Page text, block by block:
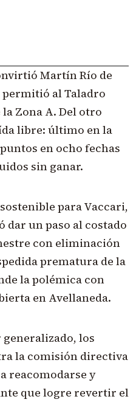
Martín Río de
permitió al Taladro
Zona A. Del otro
libre: último en la
en ocho fechas
sin ganar.
para Vaccari,
dar un paso al costado
con eliminación
prematura de la
la polémica con
en Avellaneda.
los
la comisión directiva
reacomodarse y
que logre revertir el